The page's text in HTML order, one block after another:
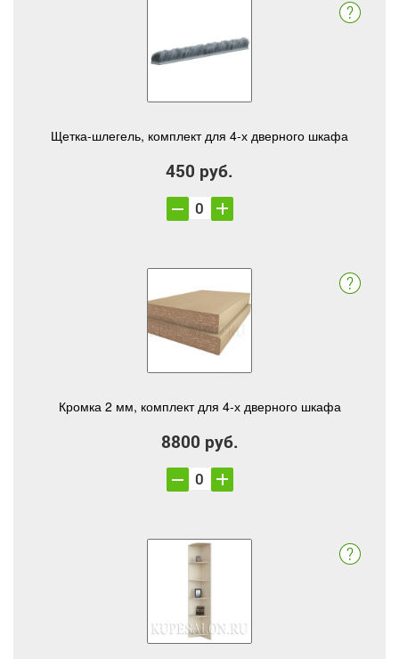
Щетка-шлегель, комплект для 4-х дверного шкафа
450 руб.
Кромка 2 мм, комплект для 4-х дверного шкафа
8800 руб.